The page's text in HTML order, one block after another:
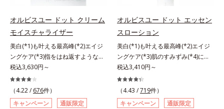
高保湿タイプ（普通肌～超乾性肌）
指します。無油分・無着色・無香
料・アルコールフリー・パラベンフ
リーで、徹底的に肌に寄り添いま
す。*1 乾燥と敏感をくり返すこと
*2 敏感肌対象連用テスト済（すべ
ての方のお肌に合うということでは
ありません）*3 乾燥して敏感に感
じやすい状態のこと*4 発酵アミノ
酸（ポリグルタミン酸）配合＝乾燥
を防ぎ、うるおいに満ちた肌へ導く
るおいで満たします。さらに“うる
おいの通り道”を作って化粧水のな
じみ感をUP。化粧水前に使うこと
で、普段の化粧水の手ごたえをより
実感できる、しっとり整った肌状態
へ。化粧水前に2プッシュ使うだけ
で、うるおいのすき間にぐんぐん入
り込み、うるおいで満ち満ちたハリ
のある美肌へと整えます。*1 クチ
ナシ果実エキス、ハトムギ種子エキ
オルビスユー ドット クリーム
モイスチャライザー
美白(*1)も叶える最高峰(*2)エイジ
ングケア(*3)指をはね返すような弾
力感が宿るハリ感 濃密フィットク
リーム。ハリも透明感(*4)も結果主
義。年齢サイン(*5)の因子に着目し
た肌科学エイジングケア(*3)シリー
税込3,630円～
（4.22 / 676件）
キャンペーン
通販限定
オルビスユー ドット エッセン
スローション
美白(*1)も叶える最高峰(*2)エイジ
ングケア(*3)肌のすみずみ(*4)にし
みわたるうるおい充満ローション。
ハリも透明感(*5)も結果主義。年齢
サイン(*6)の因子に着目した肌科学
エイジングケア(*3)シリーズ。オル
税込3,410円～
（4.43 /719件）
キャンペーン
通販限定